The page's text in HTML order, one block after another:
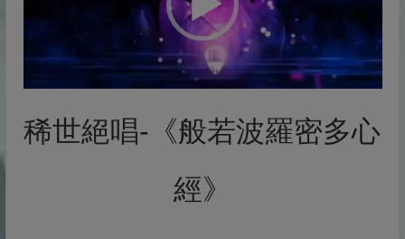
器
稀世絕唱-《般若波羅密多心
經》